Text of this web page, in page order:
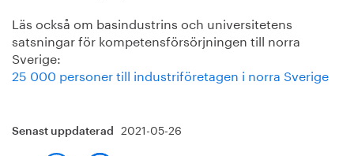
Läs också om basindustrins och universitetens
satsningar för kompetensförsörjningen till norra
Sverige:
25 000 personer till industriföretagen i norra Sverige
Senast uppdaterad 2021-05-26